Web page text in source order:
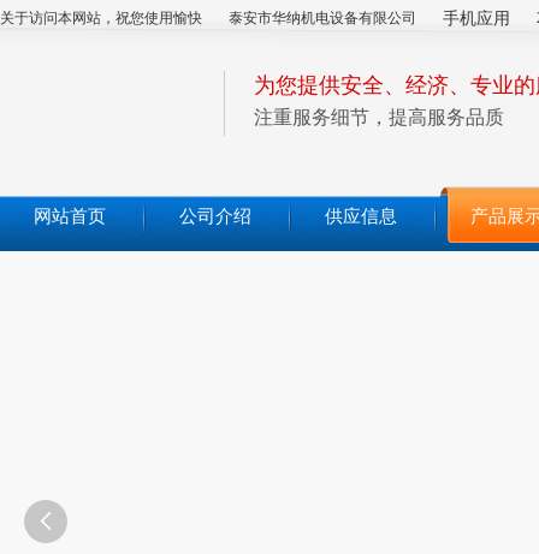
关于访问本网站，祝您使用愉快 泰安市华纳机电设备有限公司 手机应用
为您提供安全、经济、专业
注重服务细节，提高服务品质
网站首页 公司介绍 供应信息 产品展
